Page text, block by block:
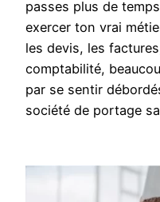
passes plus de
exercer ton vrai
les devis, les
comptabilité,
par se sentir
société de portage